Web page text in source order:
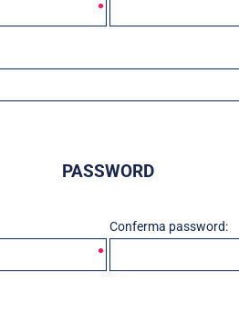
PASSWORD
Conferma password: